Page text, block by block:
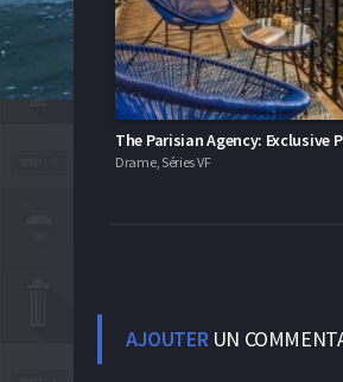
Drame, Séries VF
AJOUTERUN